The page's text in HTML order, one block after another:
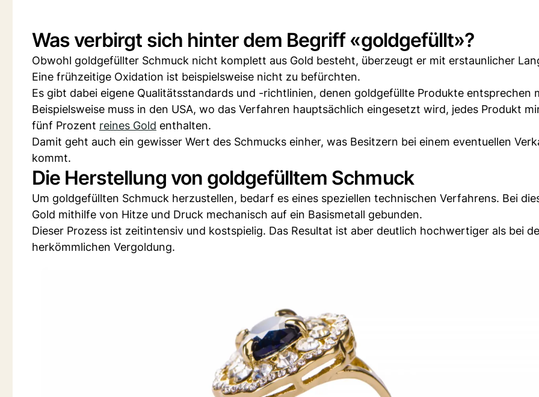
Was verbirgt sich hinter dem Begriff «goldgefüllt»?
Obwohl goldgefüllter Schmuck nicht komplett aus Gold besteht, überzeugt er mit erstaunlicher
Eine frühzeitige Oxidation ist beispielsweise nicht zu befürchten.
Es gibt dabei eigene Qualitätsstandards und -richtlinien, denen goldgefüllte Produkte entsprechen
Beispielsweise muss in den USA, wo das Verfahren hauptsächlich eingesetzt wird, jedes Produkt
fünf Prozent reines Gold enthalten.
Damit geht auch ein gewisser Wert des Schmucks einher, was Besitzern bei einem eventuellen
kommt.
Die Herstellung von goldgefülltem Schmuck
Um goldgefüllten Schmuck herzustellen, bedarf es eines speziellen technischen Verfahrens. Bei
Gold mithilfe von Hitze und Druck mechanisch auf ein Basismetall gebunden.
Dieser Prozess ist zeitintensiv und kostspielig. Das Resultat ist aber deutlich hochwertiger als bei
herkömmlichen Vergoldung.